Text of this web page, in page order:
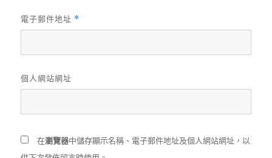
電子郵件地址 *
個人網站網址
在瀏覽器中儲存顯示名稱、電子郵件地址及個人網站網址，以